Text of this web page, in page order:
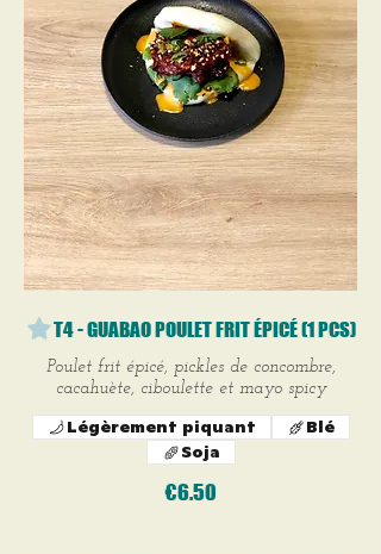
T4 - GUABAO POULET FRIT ÉPICÉ (1 PCS)
Poulet frit épicé, pickles de concombre,
cacahuète, ciboulette et mayo spicy
€6.50
Légèrement piquant
Blé
Soja